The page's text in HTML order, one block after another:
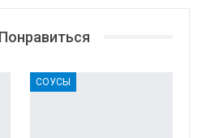
СОУСЫ